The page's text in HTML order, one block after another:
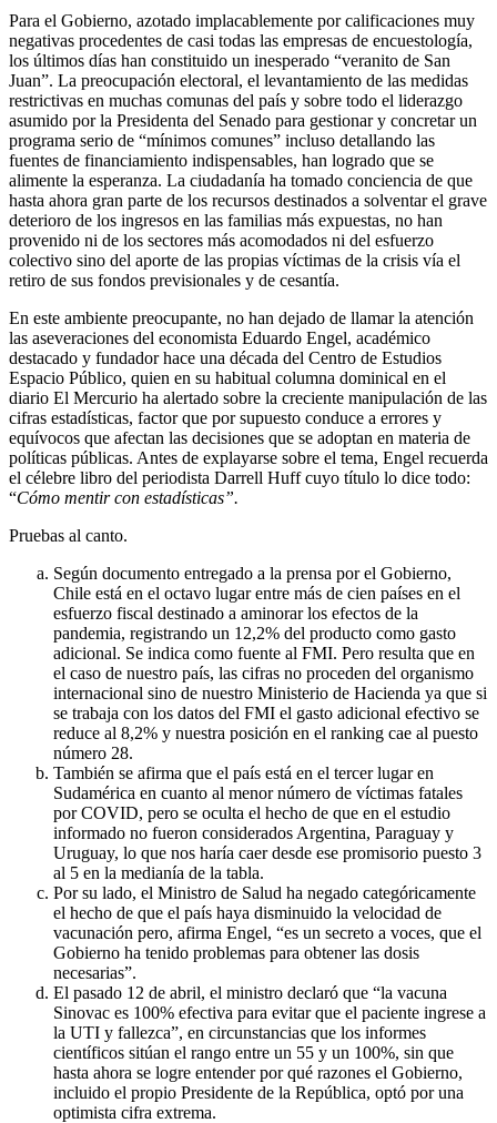
Para el Gobierno, azotado implacablemente por calificaciones muy
negativas procedentes de casi todas las empresas de encuestología,
los últimos días han constituido un inesperado “veranito de San
Juan”. La preocupación electoral, el levantamiento de las medidas
restrictivas en muchas comunas del país y sobre todo el liderazgo
asumido por la Presidenta del Senado para gestionar y concretar un
programa serio de “mínimos comunes” incluso detallando las
fuentes de financiamiento indispensables, han logrado que se
alimente la esperanza. La ciudadanía ha tomado conciencia de que
hasta ahora gran parte de los recursos destinados a solventar el grave
deterioro de los ingresos en las familias más expuestas, no han
provenido ni de los sectores más acomodados ni del esfuerzo
colectivo sino del aporte de las propias víctimas de la crisis vía el
retiro de sus fondos previsionales y de cesantía.
En este ambiente preocupante, no han dejado de llamar la atención
las aseveraciones del economista Eduardo Engel, académico
destacado y fundador hace una década del Centro de Estudios
Espacio Público, quien en su habitual columna dominical en el
diario El Mercurio ha alertado sobre la creciente manipulación de las
cifras estadísticas, factor que por supuesto conduce a errores y
equívocos que afectan las decisiones que se adoptan en materia de
políticas públicas. Antes de explayarse sobre el tema, Engel recuerda
el célebre libro del periodista Darrell Huff cuyo título lo dice todo:
“Cómo mentir con estadísticas”.
Pruebas al canto.
Según documento entregado a la prensa por el Gobierno,
Chile está en el octavo lugar entre más de cien países en el
esfuerzo fiscal destinado a aminorar los efectos de la
pandemia, registrando un 12,2% del producto como gasto
adicional. Se indica como fuente al FMI. Pero resulta que en
el caso de nuestro país, las cifras no proceden del organismo
internacional sino de nuestro Ministerio de Hacienda ya que si
se trabaja con los datos del FMI el gasto adicional efectivo se
reduce al 8,2% y nuestra posición en el ranking cae al puesto
número 28.
También se afirma que el país está en el tercer lugar en
Sudamérica en cuanto al menor número de víctimas fatales
por COVID, pero se oculta el hecho de que en el estudio
informado no fueron considerados Argentina, Paraguay y
Uruguay, lo que nos haría caer desde ese promisorio puesto 3
al 5 en la medianía de la tabla.
Por su lado, el Ministro de Salud ha negado categóricamente
el hecho de que el país haya disminuido la velocidad de
vacunación pero, afirma Engel, “es un secreto a voces, que el
Gobierno ha tenido problemas para obtener las dosis
necesarias”.
El pasado 12 de abril, el ministro declaró que “la vacuna
Sinovac es 100% efectiva para evitar que el paciente ingrese a
la UTI y fallezca”, en circunstancias que los informes
científicos sitúan el rango entre un 55 y un 100%, sin que
hasta ahora se logre entender por qué razones el Gobierno,
incluido el propio Presidente de la República, optó por una
optimista cifra extrema.